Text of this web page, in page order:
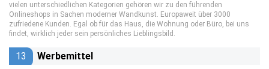
vielen unterschiedlichen Kategorien gehören wir zu den führenden
Onlineshops in Sachen moderner Wandkunst. Europaweit über 3000
zufriedene Kunden. Egal ob für das Haus, die Wohnung oder Büro, bei uns
findet, wirklich jeder sein persönliches Lieblingsbild.
13 Werbemittel